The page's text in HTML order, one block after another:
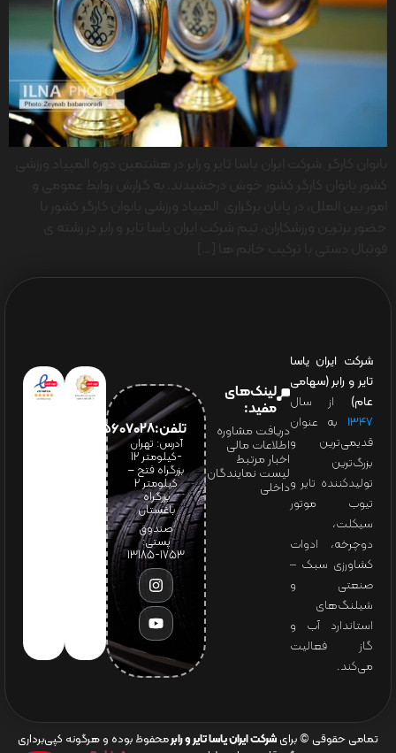
شرکت ایران یاسا
تایر و رابر (سهامی
عام) از سال
۱۳۴۷ به عنوان
قدیمی‌ترین و
بزرگ‌ترین
تولیدکننده تایر و
تیوب موتور
سیکلت،
دوچرخه، ادوات
کشاورزی سبک –
صنعتی و
شیلنگ‌های
استاندارد آب و
گاز فعالیت
می‌کند.
لینک‌های
مفید:
دریافت مشاوره
اطلاعات مالی
اخبار مرتبط
لیست نمایندگان
داخلی
تلفن:65607028(021)
آدرس: تهران
-کیلومتر 12
بزرگراه فتح –
کیلومتر ۲
بزرگراه
باغستان
صندوق
پستی:
1753-13185
تمامی حقوقی © برای شرکت ایران یاسا تایر و رابرمحفوظ بوده و هرگونه کپی‌برداری